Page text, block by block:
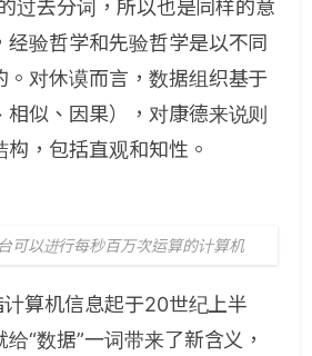
过去分词，所以也是同样的意
经验哲学和先验哲学是以不同
。对休谟而言，数据组织基于
似、因果），对康德来说则
，包括直观和知性。
可以进行每秒百万次运算的计算机
计算机信息起于20世纪上半
“数据”一词带来了新含义，